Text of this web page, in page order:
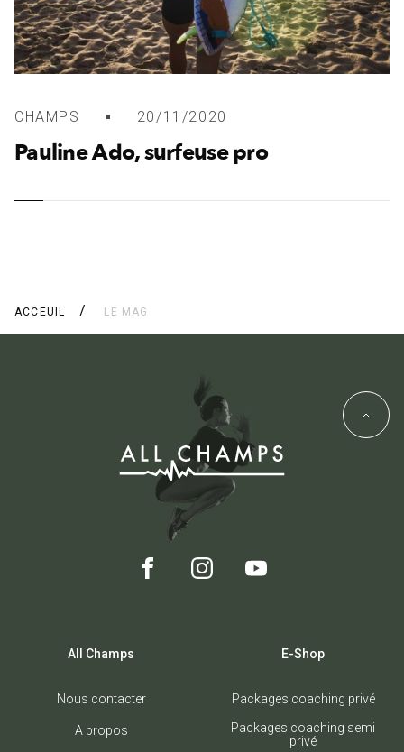
CHAMPS 20/11/2020
Pauline Ado, surfeuse pro
ACCEUIL LE MAG
All Champs
Nous contacter
A propos
E-Shop
Packages coaching privé
Packages coaching semi
privé